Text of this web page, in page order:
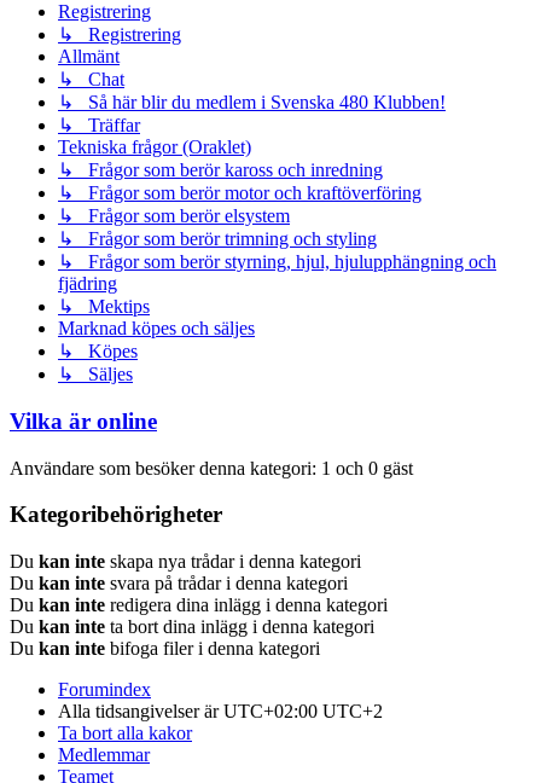
Registrering
↳ Registrering
Allmänt
↳ Chat
↳ Så här blir du medlem i Svenska 480 Klubben!
↳ Träffar
Tekniska frågor (Oraklet)
↳ Frågor som berör kaross och inredning
↳ Frågor som berör motor och kraftöverföring
↳ Frågor som berör elsystem
↳ Frågor som berör trimning och styling
↳ Frågor som berör styrning, hjul, hjulupphängning och
fjädring
↳ Mektips
Marknad köpes och säljes
↳ Köpes
↳ Säljes
Vilka är online
Användare som besöker denna kategori: 1 och 0 gäst
Kategoribehörigheter
Du kan inte skapa nya trådar i denna kategori
Du kan inte svara på trådar i denna kategori
Du kan inte redigera dina inlägg i denna kategori
Du kan inte ta bort dina inlägg i denna kategori
Du kan inte bifoga filer i denna kategori
Forumindex
Alla tidsangivelser är UTC+02:00 UTC+2
Ta bort alla kakor
Medlemmar
Teamet